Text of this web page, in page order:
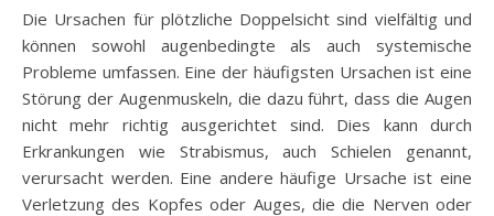
Die Ursachen für plötzliche Doppelsicht sind vielfältig und
können sowohl augenbedingte als auch systemische
Probleme umfassen. Eine der häufigsten Ursachen ist eine
Störung der Augenmuskeln, die dazu führt, dass die Augen
nicht mehr richtig ausgerichtet sind. Dies kann durch
Erkrankungen wie Strabismus, auch Schielen genannt,
verursacht werden. Eine andere häufige Ursache ist eine
Verletzung des Kopfes oder Auges, die die Nerven oder